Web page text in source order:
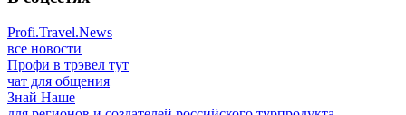
Profi.Travel.News
все новости
Профи в трэвел тут
чат для общения
Знай Наше